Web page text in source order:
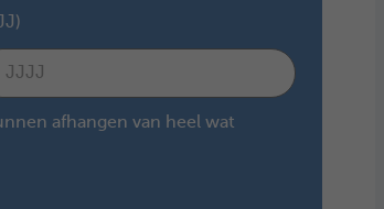
afhangen van heel wat